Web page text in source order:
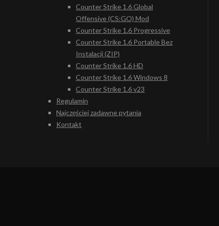
Counter Strike 1.6 Global
Offensive (CS:GO) Mod
Counter Strike 1.6 Progressive
Counter Strike 1.6 Portable Bez
Instalacji (ZIP)
Counter Strike 1.6 HD
Counter Strike 1.6 Windows 8
Counter Strike 1.6 v23
Regulamin
Najczęściej zadawne pytania
Kontakt